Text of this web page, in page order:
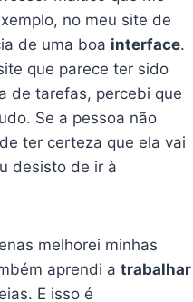
no meu site de
de uma boa interface.
que parece ter sido
de tarefas, percebi que
Se a pessoa não
ter certeza que ela vai
desisto de ir à
melhorei minhas
aprendi atrabalhar
E isso é